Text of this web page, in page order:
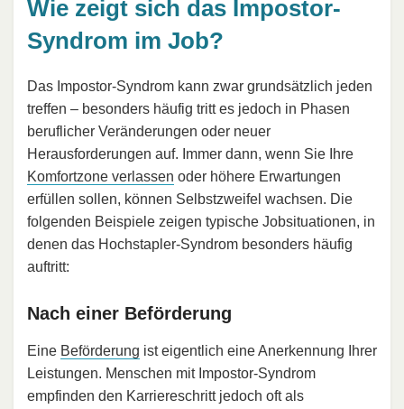
Wie zeigt sich das Impostor-
Syndrom im Job?
Das Impostor-Syndrom kann zwar grundsätzlich jeden
treffen – besonders häufig tritt es jedoch in Phasen
beruflicher Veränderungen oder neuer
Herausforderungen auf. Immer dann, wenn Sie Ihre
Komfortzone verlassen oder höhere Erwartungen
erfüllen sollen, können Selbstzweifel wachsen. Die
folgenden Beispiele zeigen typische Jobsituationen, in
denen das Hochstapler-Syndrom besonders häufig
auftritt:
Nach einer Beförderung
Eine Beförderung ist eigentlich eine Anerkennung Ihrer
Leistungen. Menschen mit Impostor-Syndrom
empfinden den Karriereschritt jedoch oft als